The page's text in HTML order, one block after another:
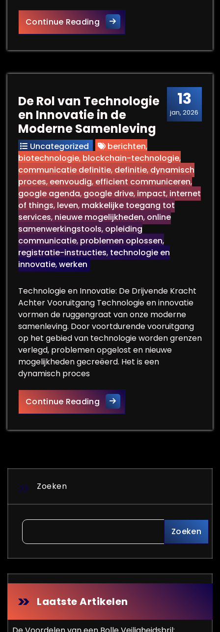
Continue ReadingDe Impact van
13
jan, 2026
De Rol van Technologie
en Innovatie in de
Moderne Samenleving
Uncategorized berichten,
biotechnologie, blockchain-technologie,
communicatie definitie, definitie, dynamisch
proces, eenvoudig, efficient communiceren,
google agenda, google drive, impact, internet
of things, leven, makkelijke toegang tot
services, nieuwe mogelijkheden, online
samenwerkingstools, opleiding
communicatie, problemen oplossen,
registratie-instructies, technologie en
innovatie,werken
Technologie en Innovatie: De Drijvende Kracht
Achter Vooruitgang Technologie en innovatie
vormen de ruggengraat van onze moderne
samenleving. Door voortdurende vooruitgang
op het gebied van technologie worden grenzen
verlegd, problemen opgelost en nieuwe
mogelijkheden gecreëerd. Het is een
dynamisch proces
Continue ReadingDe Rol van Technologie en
Zoeken
Zoeken
Laatste Artikelen